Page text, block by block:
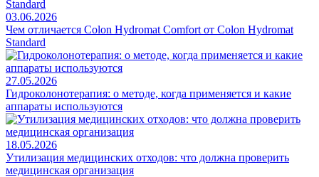
03.06.2026
Чем отличается Colon Hydromat Comfort от Colon Hydromat
Standard
27.05.2026
Гидроколонотерапия: о методе, когда применяется и какие
аппараты используются
18.05.2026
Утилизация медицинских отходов: что должна проверить
медицинская организация